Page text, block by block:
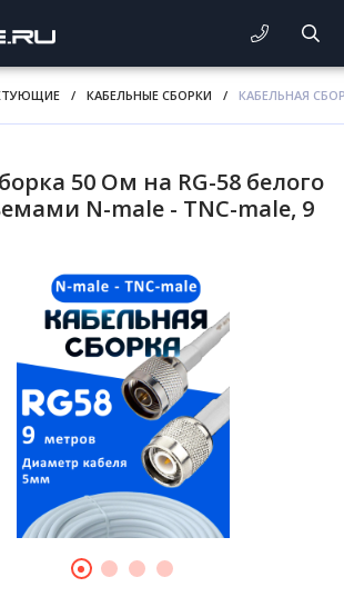
/ КАБЕЛЬНЫЕ СБОРКИ / КАБЕЛЬНАЯ
50 Ом на RG-58 белого
N-male - TNC-male, 9